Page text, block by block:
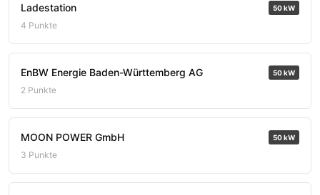
Ladestation 50 kW
4 Punkte
EnBW Energie Baden-Württemberg AG 50 kW
2 Punkte
MOON POWER GmbH 50 kW
3 Punkte